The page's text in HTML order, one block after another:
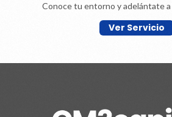
Conoce tu entorno y adelántate
Ver Servicio